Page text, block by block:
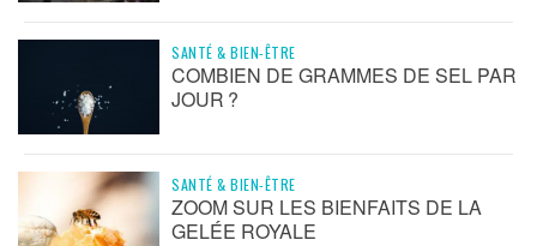
SANTÉ & BIEN-ÊTRE
COMBIEN DE GRAMMES DE SEL PAR
JOUR ?
SANTÉ & BIEN-ÊTRE
ZOOM SUR LES BIENFAITS DE LA
GELÉE ROYALE